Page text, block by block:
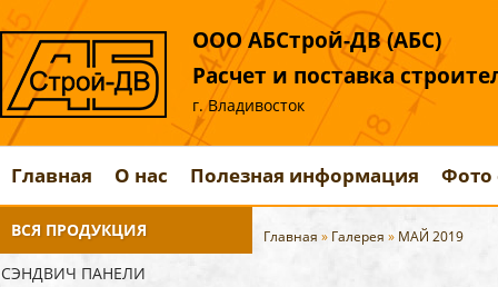
ООО АБСтрой-ДВ (АБС)
Расчет и поставка
г. Владивосток
Главная О нас Полезная информация Фото
ВСЯ ПРОДУКЦИЯ
СЭНДВИЧ ПАНЕЛИ
Главная » Галерея » МАЙ 2019